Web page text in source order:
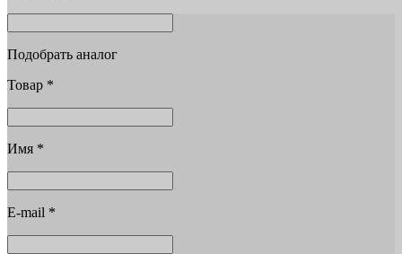
Подобрать аналог
Товар *
Имя *
E-mail *